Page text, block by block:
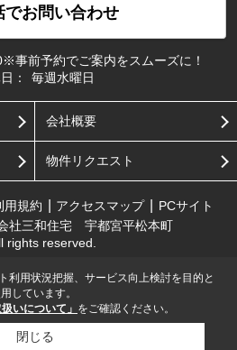
でお問い合わせ
事前予約でご案内をスムーズに！
：
毎週水曜日
会社概要
物件リクエスト
用規約 アクセスマップ
PCサイト
社三和住宅 宇都宮平松本町
rights reserved.
利用状況把握、サービス向上検討を目的と
しています。
いについて」 をご確認ください。
閉じる